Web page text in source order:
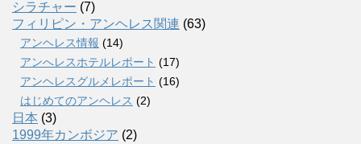
シラチャー (7)
フィリピン・アンヘレス関連 (63)
アンヘレス情報 (14)
アンへレスホテルレポート (17)
アンヘレスグルメレポート (16)
はじめてのアンヘレス (2)
日本 (3)
1999年カンボジア (2)